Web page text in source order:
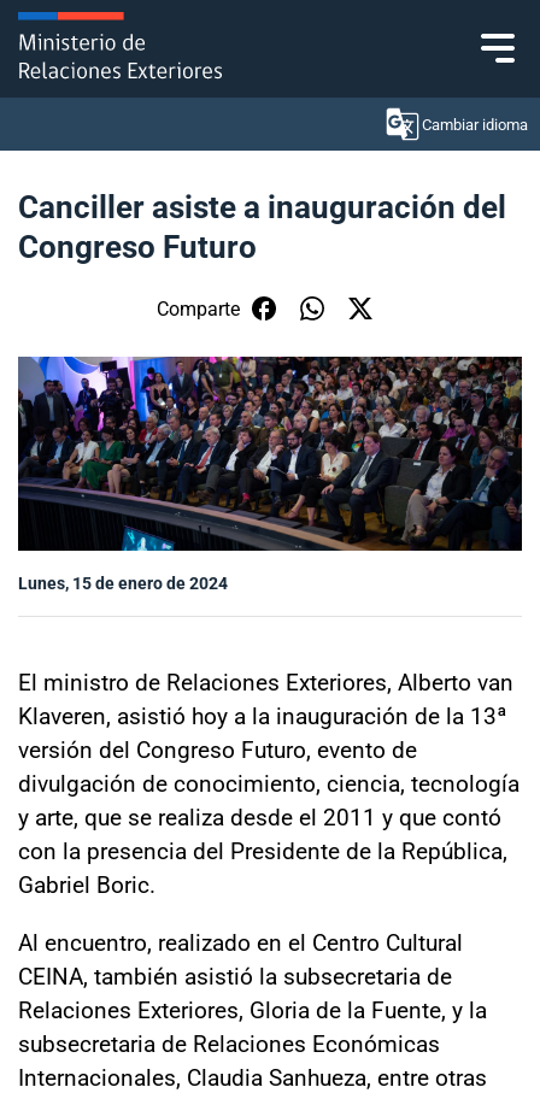
Click acá para ir directamente al contenido
Cambiar idioma
Ministerio
Política Exterior
Embajadas y consulados
Servicios ciudadanos
Subsecretaría de Relaciones Económicas
Internacionales
Sala de prensa
modo claro
Canciller asiste a inauguración del
Congreso Futuro
Comparte
Lunes, 15 de enero de 2024
El ministro de Relaciones Exteriores, Alberto van
Klaveren, asistió hoy a la inauguración de la 13ª
versión del Congreso Futuro, evento de
divulgación de conocimiento, ciencia, tecnología
y arte, que se realiza desde el 2011 y que contó
con la presencia del Presidente de la República,
Gabriel Boric.
Al encuentro, realizado en el Centro Cultural
CEINA, también asistió la subsecretaria de
Relaciones Exteriores, Gloria de la Fuente, y la
subsecretaria de Relaciones Económicas
Internacionales, Claudia Sanhueza, entre otras